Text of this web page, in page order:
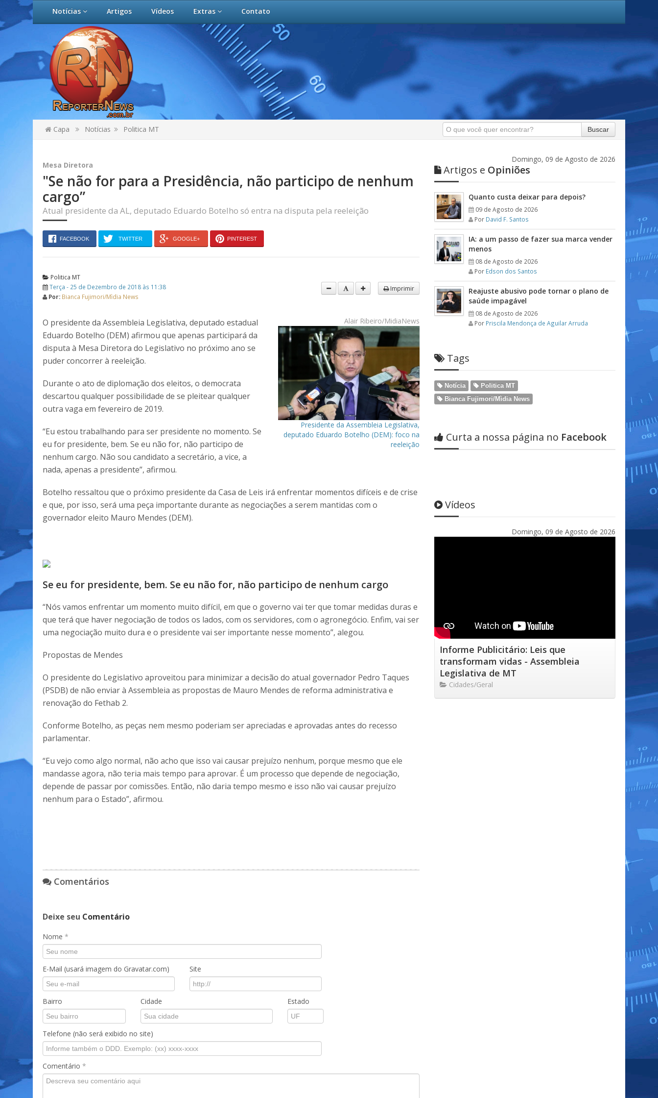
Notícias Artigos Vídeos Extras Contato
Capa Notícias Politica MT Buscar
Mesa Diretora
"Se não for para a Presidência, não participo de nenhum
cargo”
Atual presidente da AL, deputado Eduardo Botelho só entra na disputa pela reeleição
FACEBOOK TWITTER GOOGLE+ PINTEREST
Politica MT
Terça - 25 de Dezembro de 2018 às 11:38
Por: Bianca Fujimori/Mìdia News
Imprimir
Alair Ribeiro/MidiaNews
Presidente da Assembleia Legislativa,
deputado Eduardo Botelho (DEM): foco na
reeleição
O presidente da Assembleia Legislativa, deputado estadual
Eduardo Botelho (DEM) afirmou que apenas participará da
disputa à Mesa Diretora do Legislativo no próximo ano se
puder concorrer à reeleição.
Durante o ato de diplomação dos eleitos, o democrata
descartou qualquer possibilidade de se pleitear qualquer
outra vaga em fevereiro de 2019.
“Eu estou trabalhando para ser presidente no momento. Se
eu for presidente, bem. Se eu não for, não participo de
nenhum cargo. Não sou candidato a secretário, a vice, a
nada, apenas a presidente”, afirmou.
Botelho ressaltou que o próximo presidente da Casa de Leis irá enfrentar momentos difíceis e de crise
e que, por isso, será uma peça importante durante as negociações a serem mantidas com o
governador eleito Mauro Mendes (DEM).
Se eu for presidente, bem. Se eu não for, não participo de nenhum cargo
“Nós vamos enfrentar um momento muito difícil, em que o governo vai ter que tomar medidas duras e
que terá que haver negociação de todos os lados, com os servidores, com o agronegócio. Enfim, vai ser
uma negociação muito dura e o presidente vai ser importante nesse momento”, alegou.
Propostas de Mendes
O presidente do Legislativo aproveitou para minimizar a decisão do atual governador Pedro Taques
(PSDB) de não enviar à Assembleia as propostas de Mauro Mendes de reforma administrativa e
renovação do Fethab 2.
Conforme Botelho, as peças nem mesmo poderiam ser apreciadas e aprovadas antes do recesso
parlamentar.
“Eu vejo como algo normal, não acho que isso vai causar prejuízo nenhum, porque mesmo que ele
mandasse agora, não teria mais tempo para aprovar. É um processo que depende de negociação,
depende de passar por comissões. Então, não daria tempo mesmo e isso não vai causar prejuízo
nenhum para o Estado”, afirmou.
Comentários
Deixe seu Comentário
Nome *
E-Mail (usará imagem do Gravatar.com) Site
Bairro Cidade Estado
Telefone (não será exibido no site)
Comentário *
Domingo, 09 de Agosto de 2026
Artigos e Opiniões
Quanto custa deixar para depois?
09 de Agosto de 2026
Por David F. Santos
IA: a um passo de fazer sua marca vender
menos
08 de Agosto de 2026
Por Edson dos Santos
Reajuste abusivo pode tornar o plano de
saúde impagável
08 de Agosto de 2026
Por Priscila Mendonça de Aguilar Arruda
Tags
Notícia
Politica MT
Bianca Fujimori/Mìdia News
Curta a nossa página no Facebook
Vídeos
Domingo, 09 de Agosto de 2026
Informe Publicitário: Leis que
transformam vidas - Assembleia
Legislativa de MT
Cidades/Geral